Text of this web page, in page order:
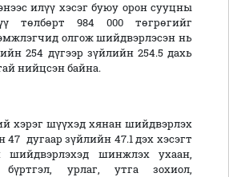
илүү хэсэг буюу орон сууцны
төлбөрт 984 000 төгрөгийг
олгож шийдвэрлэсэн нь
254 дүгээр зүйлийн 254.5 дахь
нийцсэн байна.
шүүхэд хянан шийдвэрлэх
47 дугаар зүйлийн 47.1 дэх хэсэгт
шийдвэрлэхэд шинжлэх ухаан,
урлаг, утга зохиол,